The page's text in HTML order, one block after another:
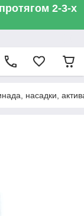
2-3-х
насадки,